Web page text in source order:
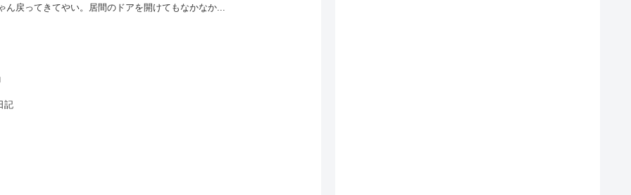
ん戻ってきてやい。居間のドアを開けてもなかなか...
記